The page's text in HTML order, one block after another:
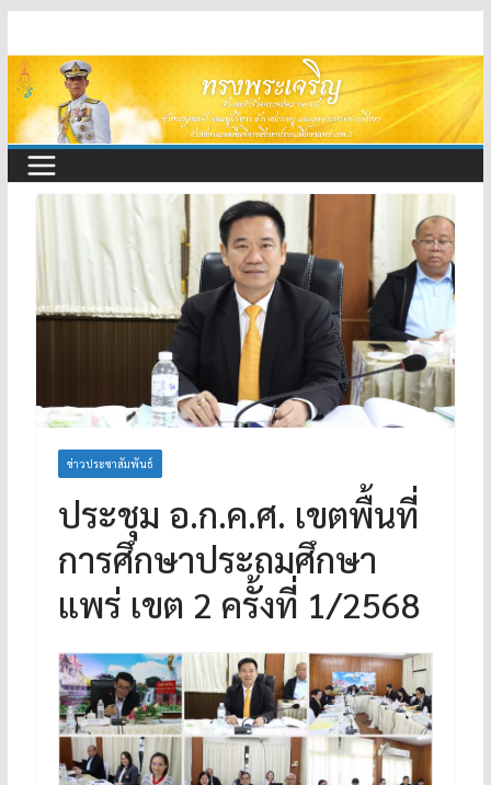
to
content
ข่าวประชาสัมพันธ์
ประชุม อ.ก.ค.ศ. เขตพื้นที่
การศึกษาประถมศึกษา
แพร่ เขต 2 ครั้งที่ 1/2568